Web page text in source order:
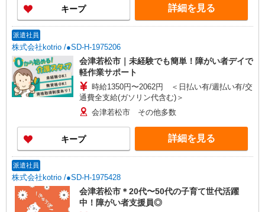
キープ 詳細を見る
派遣社員
株式会社kotrio /●SD-H-1975206
会津若松市｜未経験でも簡単！障がい者デイで
軽作業サポート
時給1350円〜2062円 ＜日払い有/週払い有/交
通費全支給(ガソリン代含む)＞
会津若松市 その他多数
キープ 詳細を見る
派遣社員
株式会社kotrio /●SD-H-1975428
会津若松市＊20代〜50代の子育て世代活躍
中！障がい者支援員◎